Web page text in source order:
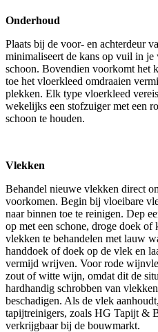
Onderhoud
Plaats bij de voor- en achterdeur
minimaliseert de kans op vuil in
schoon. Bovendien voorkomt het
toe het vloerkleed omdraaien
plekken. Elk type vloerkleed
wekelijks een stofzuiger met een
schoon te houden.
Vlekken
Behandel nieuwe vlekken direct
voorkomen. Begin bij vloeibare
naar binnen toe te reinigen. Dep
op met een schone, droge doek
vlekken te behandelen met lauw
handdoek of doek op de vlek en
vermijd wrijven. Voor rode
zout of witte wijn, omdat dit de
hardhandig schrobben van
beschadigen. Als de vlek
tapijtreinigers, zoals HG Tapijt &
verkrijgbaar bij de bouwmarkt.